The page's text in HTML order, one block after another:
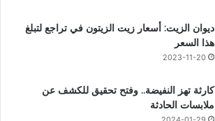
ديوان الزيت: أسعار زيت الزيتون في تراجع لتبلغ
هذا السعر
2023-11-20
كارثة تهز النفيضة.. وفتح تحقيق للكشف عن
ملابسات الحادثة